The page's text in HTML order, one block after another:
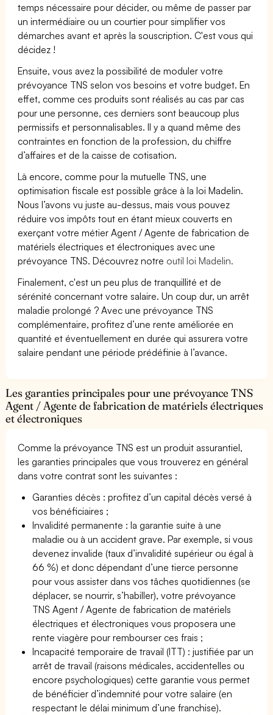
temps nécessaire pour décider, ou même de passer par
un intermédiaire ou un courtier pour simplifier vos
démarches avant et après la souscription. C'est vous qui
décidez !
Ensuite, vous avez la possibilité de moduler votre
prévoyance TNS selon vos besoins et votre budget. En
effet, comme ces produits sont réalisés au cas par cas
pour une personne, ces derniers sont beaucoup plus
permissifs et personnalisables. Il y a quand même des
contraintes en fonction de la profession, du chiffre
d’affaires et de la caisse de cotisation.
Là encore, comme pour la mutuelle TNS, une
optimisation fiscale est possible grâce à la loi Madelin.
Nous l’avons vu juste au-dessus, mais vous pouvez
réduire vos impôts tout en étant mieux couverts en
exerçant votre métier Agent / Agente de fabrication de
matériels électriques et électroniques avec une
prévoyance TNS. Découvrez notre outil loi Madelin.
Finalement, c'est un peu plus de tranquillité et de
sérénité concernant votre salaire. Un coup dur, un arrêt
maladie prolongé ? Avec une prévoyance TNS
complémentaire, profitez d’une rente améliorée en
quantité et éventuellement en durée qui assurera votre
salaire pendant une période prédéfinie à l’avance.
Les garanties principales pour une prévoyance TNS
Agent / Agente de fabrication de matériels électriques
et électroniques
Comme la prévoyance TNS est un produit assurantiel,
les garanties principales que vous trouverez en général
dans votre contrat sont les suivantes :
Garanties décès : profitez d’un capital décès versé à
vos bénéficiaires ;
Invalidité permanente : la garantie suite à une
maladie ou à un accident grave. Par exemple, si vous
devenez invalide (taux d’invalidité supérieur ou égal à
66 %) et donc dépendant d’une tierce personne
pour vous assister dans vos tâches quotidiennes (se
déplacer, se nourrir, s’habiller), votre prévoyance
TNS Agent / Agente de fabrication de matériels
électriques et électroniques vous proposera une
rente viagère pour rembourser ces frais ;
Incapacité temporaire de travail (ITT) : justifiée par un
arrêt de travail (raisons médicales, accidentelles ou
encore psychologiques) cette garantie vous permet
de bénéficier d’indemnité pour votre salaire (en
respectant le délai minimum d’une franchise).